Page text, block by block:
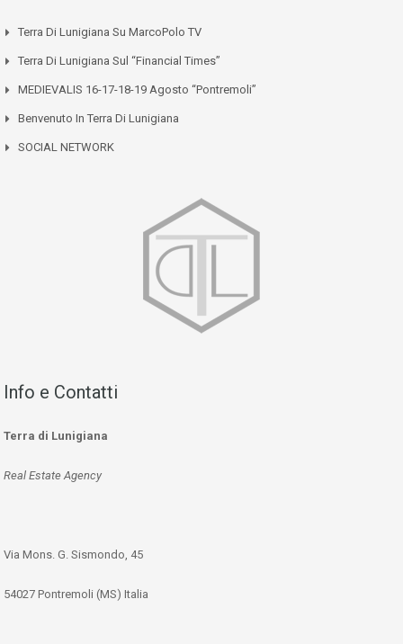
Terra Di Lunigiana Su MarcoPolo TV
Terra Di Lunigiana Sul “Financial Times”
MEDIEVALIS 16-17-18-19 Agosto “Pontremoli”
Benvenuto In Terra Di Lunigiana
SOCIAL NETWORK
Info e Contatti
Terra di Lunigiana
Real Estate Agency
Via Mons. G. Sismondo, 45
54027 Pontremoli (MS) Italia